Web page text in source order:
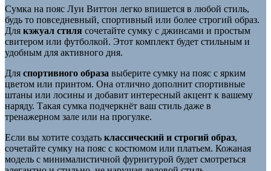
Сумка на пояс Луи Виттон легко впишется в любой стиль,
будь то повседневный, спортивный или более строгий образ.
Для кэжуал стиля сочетайте сумку с джинсами и простым
свитером или футболкой. Этот комплект будет стильным и
удобным для активного дня.
Для спортивного образа выберите сумку на пояс с ярким
цветом или принтом. Она отлично дополнит спортивные
штаны или лосины и добавит интересный акцент к вашему
наряду. Такая сумка подчеркнёт ваш стиль даже в
тренажерном зале или на прогулке.
Если вы хотите создать классический и строгий образ,
сочетайте сумку на пояс с костюмом или платьем. Кожаная
модель с минималистичной фурнитурой будет смотреться